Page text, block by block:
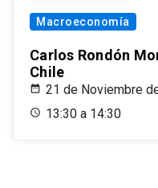
Macroeconomía
Carlos Rondón
Chile
21 de Noviembre
13:30 a 14:30